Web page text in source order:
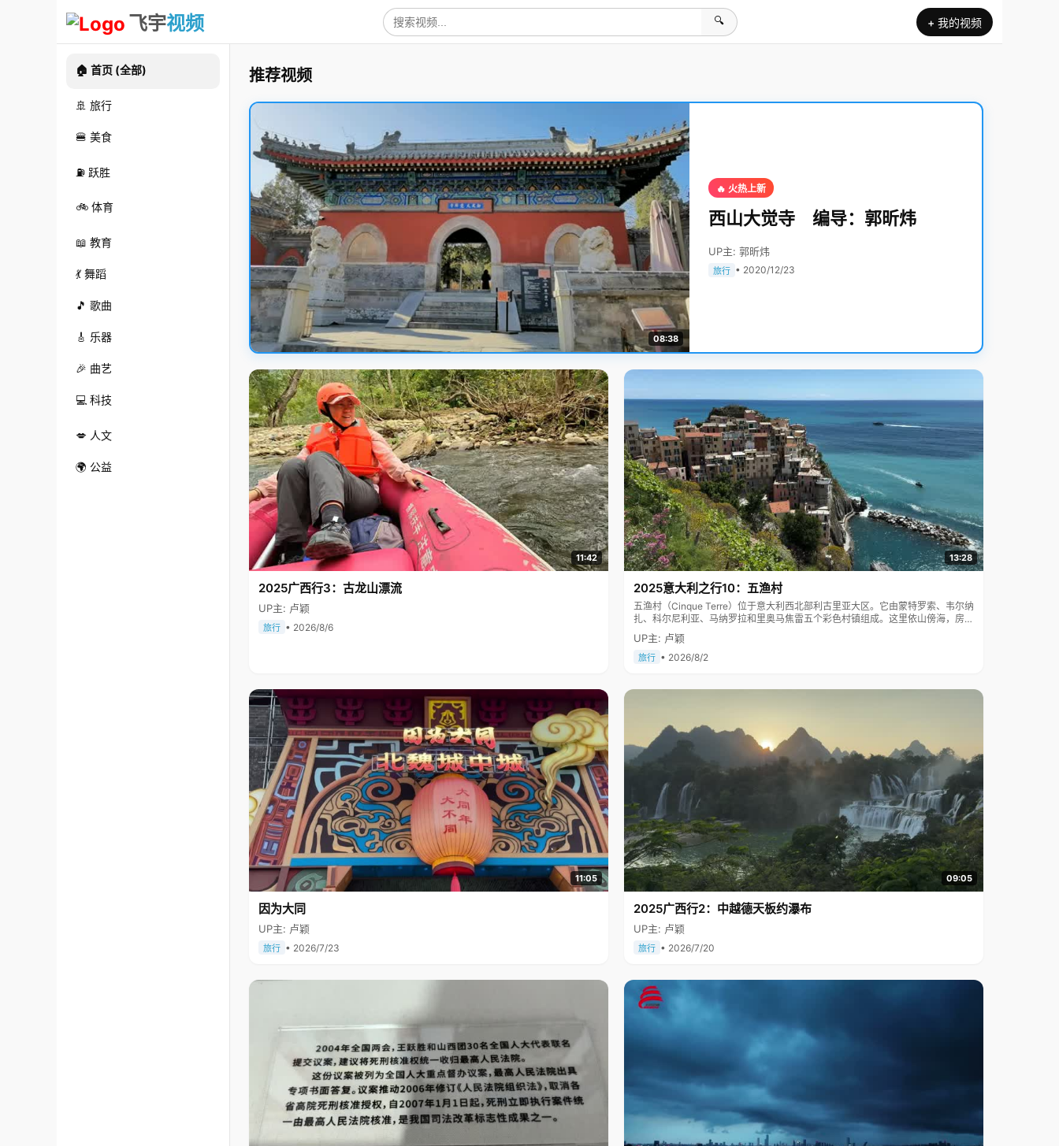
飞宇视频 🔍 + 我的视频
🏠 首页 (全部)
🚢 旅行
🍔 美食
⛽ 跃胜
🚲 体育
📖 教育
💃 舞蹈
🎵 歌曲
🎸 乐器
🎉 曲艺
💻 科技
💋 人文
🌍 公益
推荐视频
08:38
🔥 火热上新
西山大觉寺 编导：郭昕炜
UP主: 郭昕炜
旅行 • 2020/12/23
11:42
2025广西行3：古龙山漂流
UP主: 卢颖
旅行 • 2026/8/6
13:28
2025意大利之行10：五渔村
五渔村（Cinque Terre）位于意大利西北部利古里亚大区。它由蒙特罗索、韦尔纳
扎、科尔尼利亚、马纳罗拉和里奥马焦雷五个彩色村镇组成。这里依山傍海，房屋
色彩斑斓，1997年被列为世界文化遗产。
UP主: 卢颖
旅行 • 2026/8/2
11:05
因为大同
UP主: 卢颖
旅行 • 2026/7/23
09:05
2025广西行2：中越德天板约瀑布
UP主: 卢颖
旅行 • 2026/7/20